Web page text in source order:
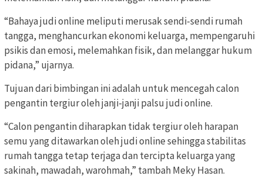
“Bahaya judi online meliputi merusak sendi-sendi rumah
tangga, menghancurkan ekonomi keluarga, mempengaruhi
psikis dan emosi, melemahkan fisik, dan melanggar hukum
pidana,” ujarnya.
Tujuan dari bimbingan ini adalah untuk mencegah calon
pengantin tergiur oleh janji-janji palsu judi online.
“Calon pengantin diharapkan tidak tergiur oleh harapan
semu yang ditawarkan oleh judi online sehingga stabilitas
rumah tangga tetap terjaga dan tercipta keluarga yang
sakinah, mawadah, warohmah,” tambah Meky Hasan.